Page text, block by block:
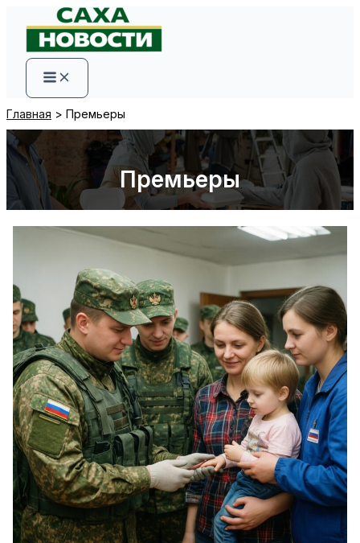
содержимому
Главная Премьеры
Премьеры